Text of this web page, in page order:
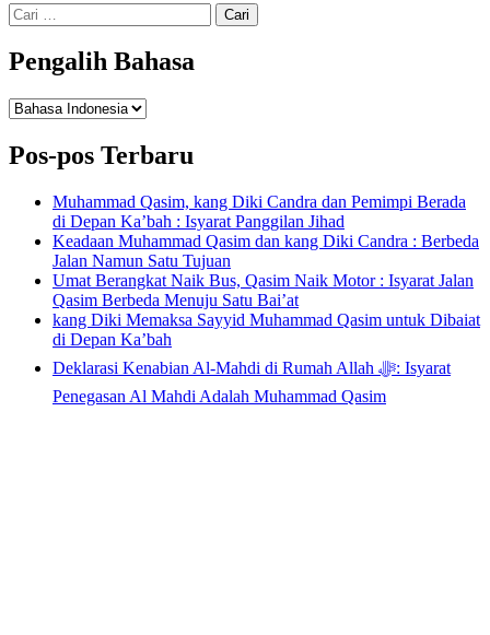
Cari
untuk:
Pengalih Bahasa
Pengalih
Pos-pos Terbaru
Muhammad Qasim, kang Diki Candra dan Pemimpi Berada
di Depan Ka’bah : Isyarat Panggilan Jihad
Keadaan Muhammad Qasim dan kang Diki Candra : Berbeda
Jalan Namun Satu Tujuan
Umat Berangkat Naik Bus, Qasim Naik Motor : Isyarat Jalan
Qasim Berbeda Menuju Satu Bai’at
kang Diki Memaksa Sayyid Muhammad Qasim untuk Dibaiat
di Depan Ka’bah
Deklarasi Kenabian Al-Mahdi di Rumah Allah ﷻ: Isyarat
Penegasan Al Mahdi Adalah Muhammad Qasim